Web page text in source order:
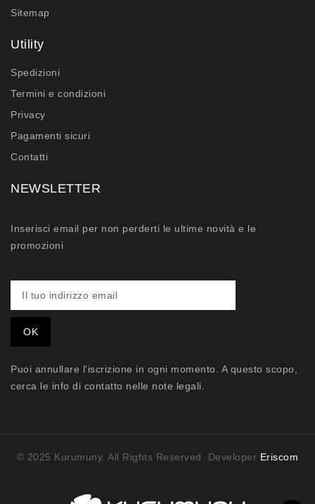
Sitemap
Utility
Spedizioni
Termini e condizioni
Privacy
Pagamenti sicuri
Contatti
NEWSLETTER
Inserisci email per non perderti le ultime novità e le
promozioni
Puoi annullare l'iscrizione in ogni momento. A questo scopo,
cerca le info di contatto nelle note legali.
© 2025 Kurumuny. All Rights Reserved. Developer Eriscom